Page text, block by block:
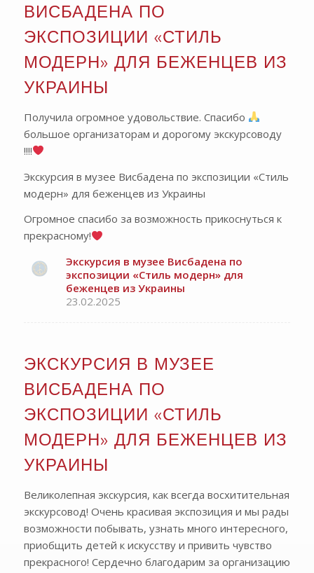
ВИСБАДЕНА ПО
ЭКСПОЗИЦИИ «СТИЛЬ
МОДЕРН» ДЛЯ БЕЖЕНЦЕВ ИЗ
УКРАИНЫ
Получила огромное удовольствие. Спасибо
большое организаторам и дорогому экскурсоводу
!!!!
Экскурсия в музее Висбадена по экспозиции «Стиль
модерн» для беженцев из Украины
Огромное спасибо за возможность прикоснуться к
прекрасному!
Экскурсия в музее Висбадена по
экспозиции «Стиль модерн» для
беженцев из Украины
23.02.2025
ЭКСКУРСИЯ В МУЗЕЕ
ВИСБАДЕНА ПО
ЭКСПОЗИЦИИ «СТИЛЬ
МОДЕРН» ДЛЯ БЕЖЕНЦЕВ ИЗ
УКРАИНЫ
Великолепная экскурсия, как всегда восхитительная
экскурсовод! Очень красивая экспозиция и мы рады
возможности побывать, узнать много интересного,
приобщить детей к искусству и привить чувство
прекрасного! Сердечно благодарим за организацию